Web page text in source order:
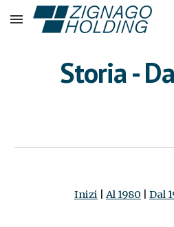
Skip to main content
Storia -
Inizi Al 1980 Dal